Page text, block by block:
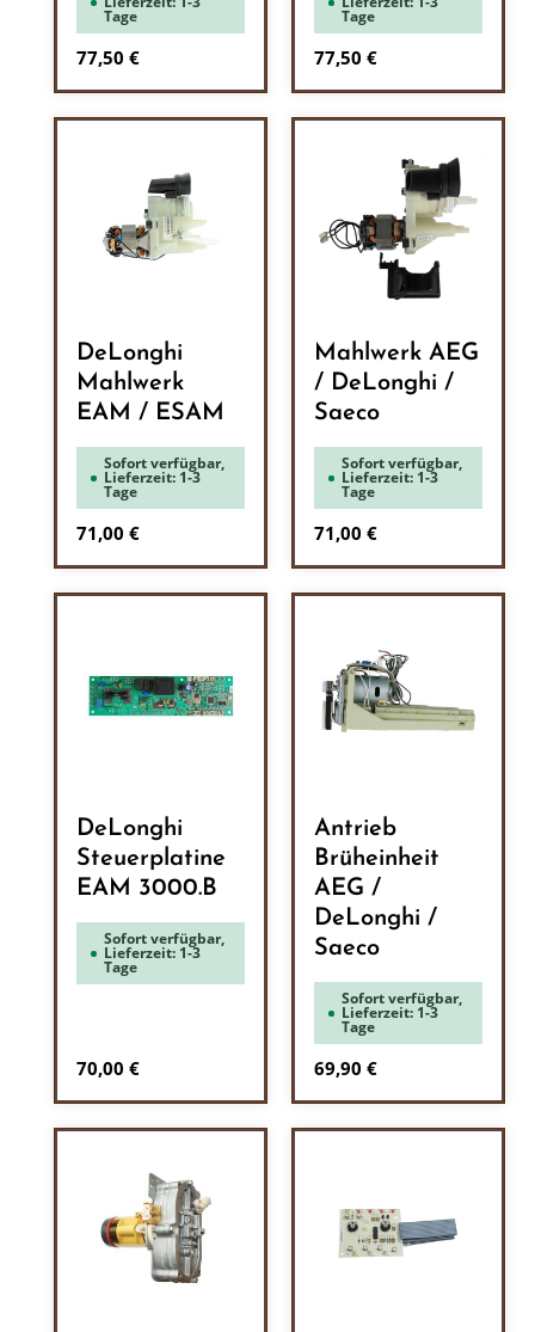
Tage
Regulärer Preis:
77,50 €
Tage
Regulärer Preis:
77,50 €
DeLonghi
Mahlwerk
EAM / ESAM
Sofort verfügbar,
Lieferzeit: 1-3
Tage
Regulärer Preis:
71,00 €
Mahlwerk AEG
/ DeLonghi /
Saeco
Sofort verfügbar,
Lieferzeit: 1-3
Tage
Regulärer Preis:
71,00 €
DeLonghi
Steuerplatine
EAM 3000.B
Sofort verfügbar,
Lieferzeit: 1-3
Tage
Regulärer Preis:
70,00 €
Antrieb
Brüheinheit
AEG /
DeLonghi /
Saeco
Sofort verfügbar,
Lieferzeit: 1-3
Tage
Regulärer Preis:
69,90 €